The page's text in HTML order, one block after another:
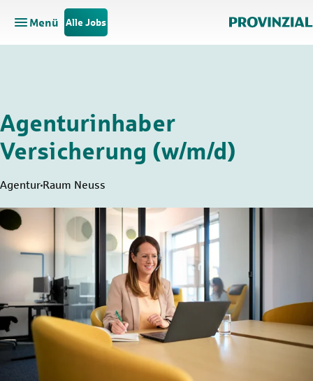
Zum Hauptinhalt springen
Zur Navigation springen
Menü
Hauptnavigation öffnen
Alle Jobs
Agenturinhaber
Versicherung (w/m/d)
Agentur Raum Neuss